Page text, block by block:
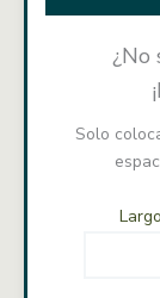
¿No
Solo